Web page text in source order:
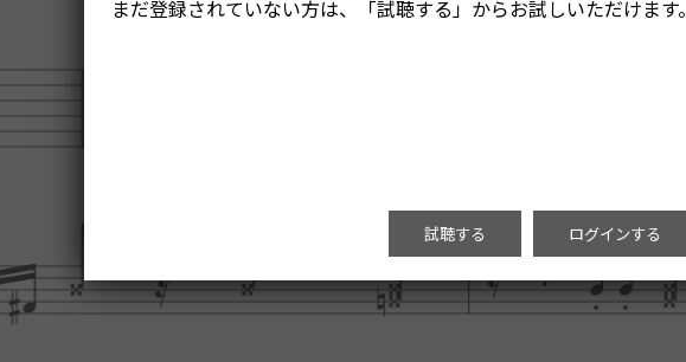
まだ登録されていない方は、「試聴する」からお試しいただけます。
試聴する ログインする